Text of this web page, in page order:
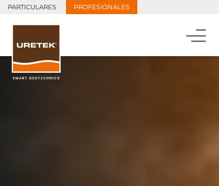
PARTICULARES PROFESIONALES